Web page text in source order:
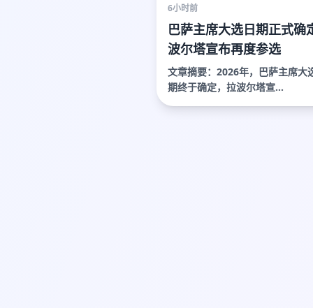
6小时前
巴萨主席大选日期正式确
波尔塔宣布再度参选
文章摘要：2026年，巴萨主席大
期终于确定，拉波尔塔宣...